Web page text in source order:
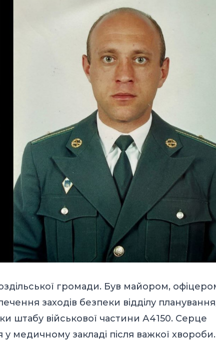
громади. Був майором,
заходів безпеки відділу
штабу військової частини А4150. Серце
медичному закладі після важкої хвороби.